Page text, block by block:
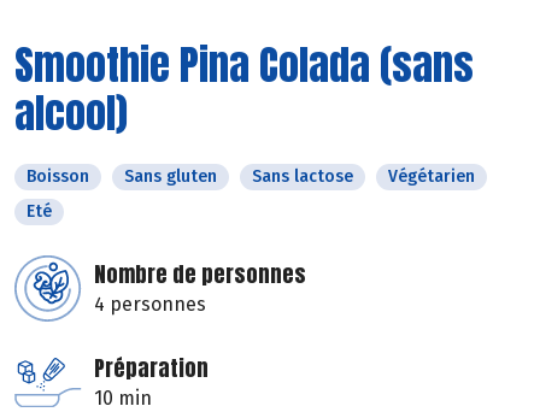
Smoothie Pina Colada (sans
alcool)
Boisson Sans gluten Sans lactose
Végétarien
Eté
Nombre de personnes
4 personnes
Préparation
10 min